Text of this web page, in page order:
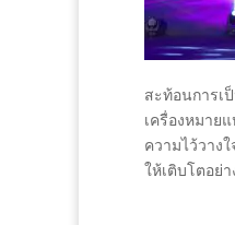
สะท้อนการเ
เครื่องหมาย
ความไว้วาง
ให้เติบโตอย่